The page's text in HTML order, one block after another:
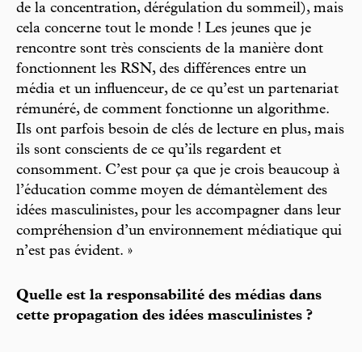
de la concentration, dérégulation du sommeil), mais
cela concerne tout le monde ! Les jeunes que je
rencontre sont très conscients de la manière dont
fonctionnent les RSN, des différences entre un
média et un influenceur, de ce qu’est un partenariat
rémunéré, de comment fonctionne un algorithme.
Ils ont parfois besoin de clés de lecture en plus, mais
ils sont conscients de ce qu’ils regardent et
consomment. C’est pour ça que je crois beaucoup à
l’éducation comme moyen de démantèlement des
idées masculinistes, pour les accompagner dans leur
compréhension d’un environnement médiatique qui
n’est pas évident. »
Quelle est la responsabilité des médias dans
cette propagation des idées masculinistes ?